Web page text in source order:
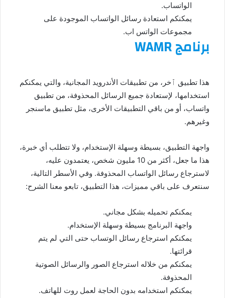
الواتساب.
يمكنكم استعادة رسائل الواتساب الموجودة على
مجموعات الواتس اب.
برنامج WAMR
هذا تطبيق ٱخر، من تطبيقات الأندرويد المجانية، والتي يمكنكم
استخدامها، لإستعادة جميع الرسائل المحذوفة، من تطبيق
واتساب، أو من باقي التطبيقات الأخرى، مثل تطبيق ماسنجر
وغيرهم.
واجهة التطبيق، بسيطة وسهلة الإستخدام، ولا تتطلب أي خبرة،
هذا ما جعل، أكثر من 10 مليون شخص، يعتمدون عليه،
لاسترجاع رسائل الواتساب المحذوفة. وفي الأسطر التالية،
سنتعرف على باقي مميزات، هذا التطبيق، تابعو معنا الشرح:
يمكنكم تحميله بشكل مجاني.
واجهة البرنامج بسيطة وسهلة الإستخدام.
يمكنكم استرجاع رسائل الوتساب حتى التي لم يتم
قرائتها.
يمكنكم من خلاله استرجاع الصور والرسائل الصوتية
المحذوفة.
يمكنكم استخدامه بدون الحاجة لعمل روت للهاتف.